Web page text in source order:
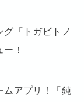
「トガビトノ
！
ムアプリ！「鈍